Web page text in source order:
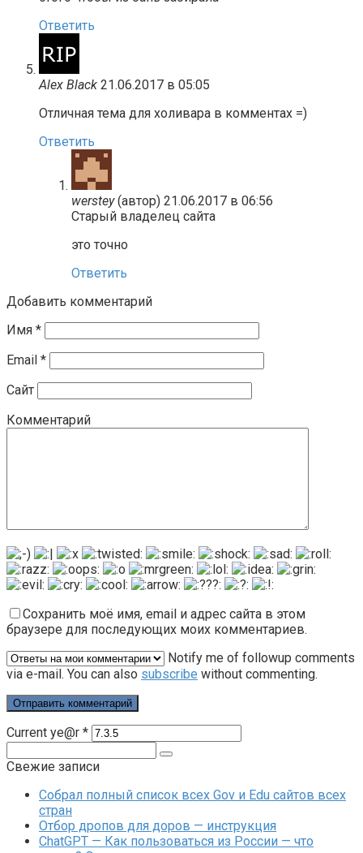
Ответить
Alex Black 21.06.2017 в 05:05
Отличная тема для холивара в комментах =)
Ответить
werstey (автор) 21.06.2017 в 06:56
Старый владелец сайта
это точно
Ответить
Добавить комментарий
Имя *
Email *
Сайт
Комментарий
Сохранить моё имя, email и адрес сайта в этом
браузере для последующих моих комментариев.
Notify me of followup comments
via e-mail. You can also subscribe without commenting.
Current ye@r *
Свежие записи
Собрал полный список всех Gov и Edu сайтов всех
стран
Отбор дропов для доров — инструкция
ChatGPT — Как пользоваться из России — что